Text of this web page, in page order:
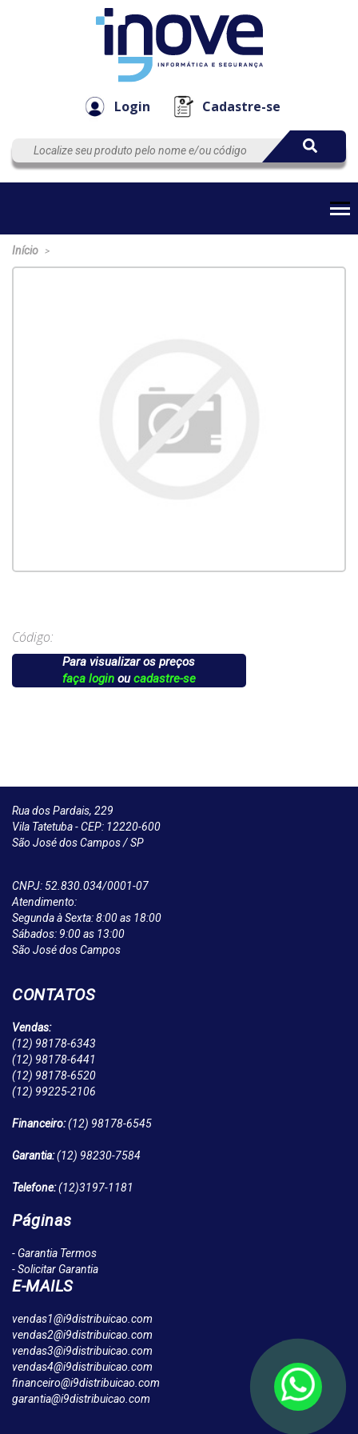
Login Cadastre-se
EmpresaAutomação
Início >
Código:
Para visualizar os preços
faça loginoucadastre-se
Rua dos Pardais, 229
Vila Tatetuba - CEP: 12220-600
São José dos Campos / SP
CNPJ: 52.830.034/0001-07
Atendimento:
Segunda à Sexta: 8:00 as 18:00
Sábados: 9:00 as 13:00
São José dos Campos
CONTATOS
Vendas:
(12) 98178-6343
(12) 98178-6441
(12) 98178-6520
(12) 99225-2106
Financeiro:(12) 98178-6545
Garantia:(12) 98230-7584
Telefone:(12)3197-1181
Páginas
- Garantia Termos
- Solicitar Garantia
E-MAILS
vendas1@i9distribuicao.com
vendas2@i9distribuicao.com
vendas3@i9distribuicao.com
vendas4@i9distribuicao.com
financeiro@i9distribuicao.com
garantia@i9distribuicao.com